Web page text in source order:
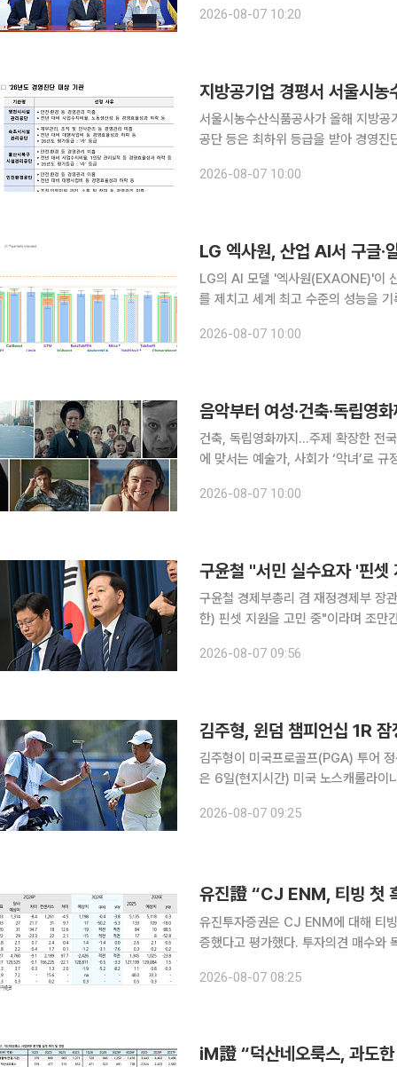
라”고 밝혔다. 그는 “윤석열
2026-08-07 10:20
서울시농수산식품공사가 올해 지방
공단 등은 최하위 등급을 받아 경영진단 대상 기관으로
올해 평가는 268개 지방공기업(공
2026-08-07 10:00
LG 엑사원, 산업 AI서 구글·
LG의 AI 모델 '엑사원(EXAONE)'이
를 제치고 세계 최고 수준의 성능을
Tabular'와 시간 흐름에 따른 미래 데
2026-08-07 10:00
건축, 독립영화까지…주제 확장한 전국
에 맞서는 예술가, 사회가 ‘악녀’로
모와 주제는 다르지만 익숙한 제도와
2026-08-07 10:00
구윤철 "서민 실수요자 '핀
구윤철 경제부총리 겸 재정경제부 장
한) 핀셋 지원을 고민 중"이라며 조만간 대책을 내
다는 주장이 나온다'는 지적에 대해 "
2026-08-07 09:56
김주형, 윈덤 챔피언십 1R
김주형이 미국프로골프(PGA) 투어 정
은 6일(현지시간) 미국 노스캐롤라이
운드가 악천후로 중단된 가운데 잠정
2026-08-07 09:25
유진투자증권은 CJ ENM에 대해 티
증했다고 평가했다. 투자의견 매수와 목표주가 4
“티빙이 2분기 첫 흑자를 달성했다는
2026-08-07 08:25
iM證 “덕산네오룩스, 과도